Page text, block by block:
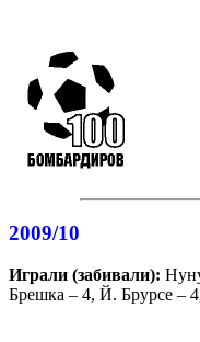
2009/10
Играли (забивали):
Брешка – 4, Й. Брурсе –